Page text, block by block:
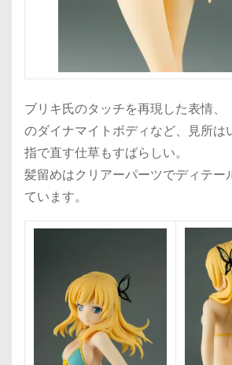
ブリキ氏のタッチを再現した表情、
のダイナマイトボディなど、見所は
指で直す仕草もすばらしい。
髪留めはクリアーパーツでディテー
ています。